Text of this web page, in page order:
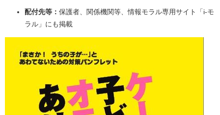
配付先等： 保護者、関係機関等、情報モラル専用サイト「i-モ
ラル」にも掲載